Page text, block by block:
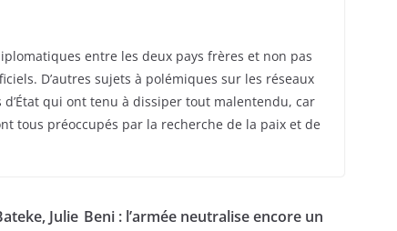
entre les deux pays frères et non pas
D’autres sujets à polémiques sur les réseaux
qui ont tenu à dissiper tout malentendu, car
tous préoccupés par la recherche de la paix et de
Julie Beni : l’armée neutralise encore un